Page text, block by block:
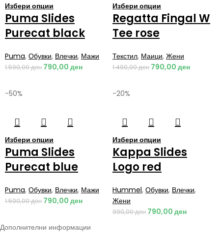
Избери опции
Puma Slides
Purecat black
Puma, Обувки, Влечки, Мажи
1.590,00ден 790,00 ден
Избери опции
Regatta Fingal W
Tee rose
Текстил, Маици, Жени
1.490,00ден 790,00 ден
-50%
Избери опции
Puma Slides
Purecat blue
Puma, Обувки, Влечки, Мажи
1.590,00ден 790,00 ден
-20%
Избери опции
Kappa Slides
Logo red
Hummel, Обувки, Влечки,
Жени
990,00ден 790,00 ден
Дополнителни информации